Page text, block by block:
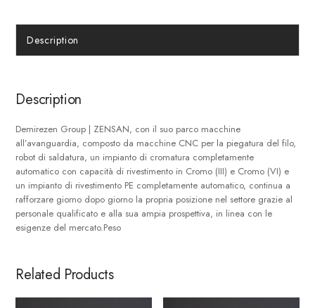
Description
Description
Demirezen Group | ZENSAN, con il suo parco macchine
all’avanguardia, composto da macchine CNC per la piegatura del filo,
robot di saldatura, un impianto di cromatura completamente
automatico con capacità di rivestimento in Cromo (III) e Cromo (VI) e
un impianto di rivestimento PE completamente automatico, continua a
rafforzare giorno dopo giorno la propria posizione nel settore grazie al
personale qualificato e alla sua ampia prospettiva, in linea con le
esigenze del mercato.Peso
Related Products